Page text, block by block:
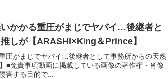
かかる重圧がまじでヤバイ…後継者と
しが【ARASHI×King＆Prince】
圧がまじでヤバイ…後継者として事務所からの天然
■免責事項動画に掲載している画像の著作権・肖像
害する目的で...